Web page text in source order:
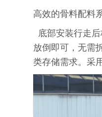
高效的骨料配料
底部安装行走
放倒即可，无需
类存储需求。采